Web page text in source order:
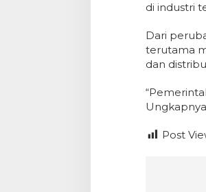
di industri
Dari
terutama
dan
Post